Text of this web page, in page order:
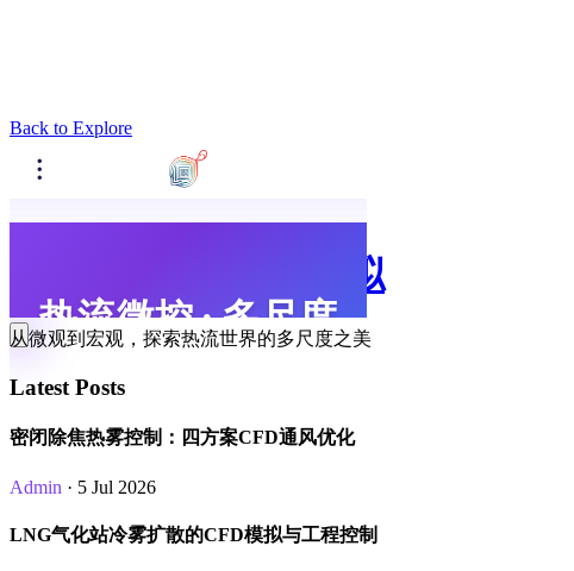
Back to Explore
热流微控 · 多尺度模拟
从微观到宏观，探索热流世界的多尺度之美
Latest Posts
密闭除焦热雾控制：四方案CFD通风优化
Admin · 5 Jul 2026
LNG气化站冷雾扩散的CFD模拟与工程控制